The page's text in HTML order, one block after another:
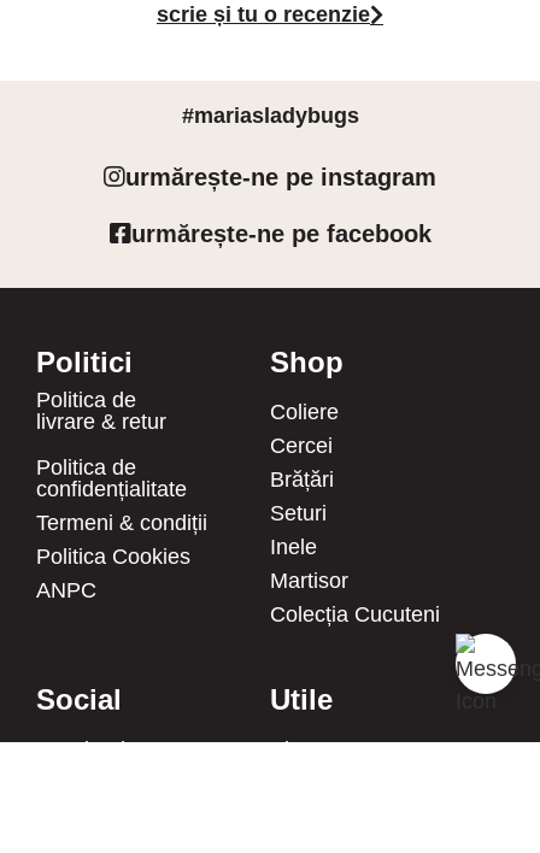
scrie și tu o recenzie
#mariasladybugs
urmărește-ne pe instagram
urmărește-ne pe facebook
Politici
Politica de
livrare & retur
Politica de
confidențialitate
Termeni & condiții
Politica Cookies
ANPC
Shop
Coliere
Cercei
Brățări
Seturi
Inele
Martisor
Colecția Cucuteni
Social
Facebook
Utile
Blog